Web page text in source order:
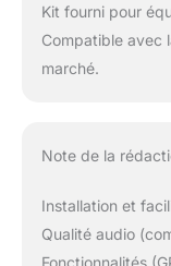
Kit fourni pour
Compatible avec
marché.
Note de la
Installation et
Qualité audio
Fonctionnalités